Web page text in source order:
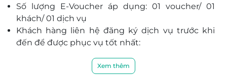
Số lượng E-Voucher áp dụng: 01 voucher/ 01
khách/ 01 dịch vụ
Khách hàng liên hệ đăng ký dịch vụ trước khi
đến để được phục vụ tốt nhất:
Địa chỉ: 118/8 Phan Huy Ích, Phường 15, Quận
Xem thêm